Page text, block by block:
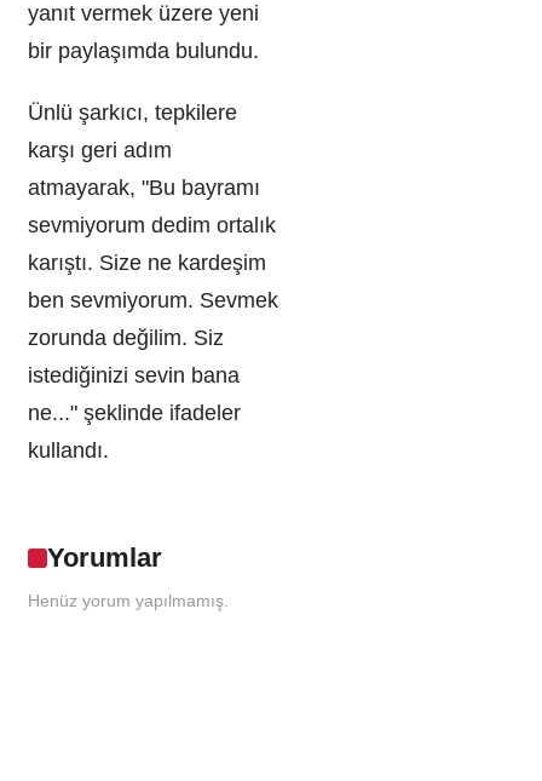
yanıt vermek üzere yeni
bir paylaşımda bulundu.
Ünlü şarkıcı, tepkilere
karşı geri adım
atmayarak, "Bu bayramı
sevmiyorum dedim ortalık
karıştı. Size ne kardeşim
ben sevmiyorum. Sevmek
zorunda değilim. Siz
istediğinizi sevin bana
ne..." şeklinde ifadeler
kullandı.
Yorumlar
Henüz yorum yapılmamış.